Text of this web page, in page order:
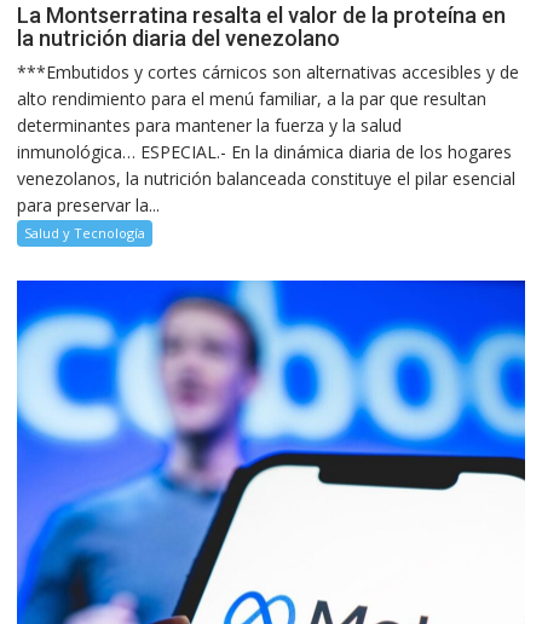
La Montserratina resalta el valor de la proteína en
la nutrición diaria del venezolano
***Embutidos y cortes cárnicos son alternativas accesibles y de
alto rendimiento para el menú familiar, a la par que resultan
determinantes para mantener la fuerza y la salud
inmunológica… ESPECIAL.- En la dinámica diaria de los hogares
venezolanos, la nutrición balanceada constituye el pilar esencial
para preservar la...
Salud y Tecnología